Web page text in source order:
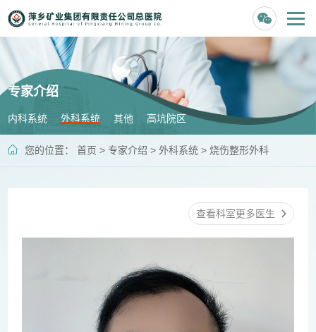
专家介绍
内科系统 外科系统 其他 高坑院区
您的位置：首页 >专家介绍 >外科系统 > 烧伤整形外科
查看科室更多医生